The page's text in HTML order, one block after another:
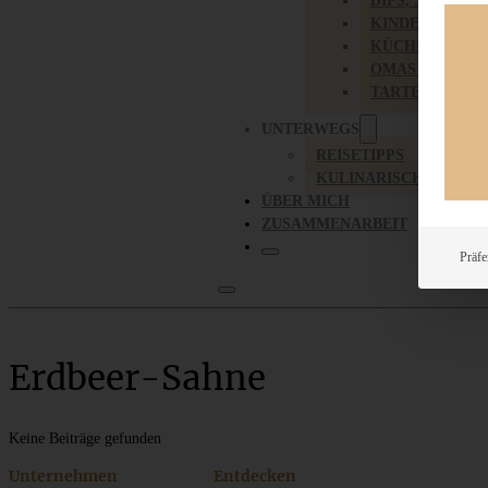
UNTERWEGS
REISETIPPS
KULINARISCH
ÜBER MICH
ZUSAMMENARBEIT
Erdbeer-Sahne
Keine Beiträge gefunden
Unternehmen Entdecken